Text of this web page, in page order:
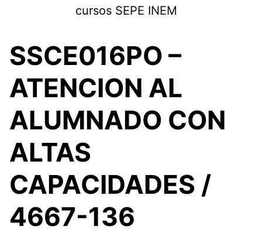
cursos SEPE INEM
SSCE016PO –
ATENCION AL
ALUMNADO CON
ALTAS
CAPACIDADES /
4667-136